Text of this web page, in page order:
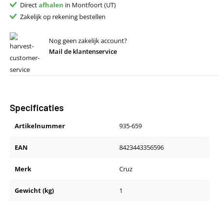
Directafhalen in Montfoort (UT)
Zakelijk op rekening bestellen
Nog geen zakelijk account?
Mail de klantenservice
Specificaties
Artikelnummer 935-659
EAN 8423443356596
Merk Cruz
Gewicht (kg) 1